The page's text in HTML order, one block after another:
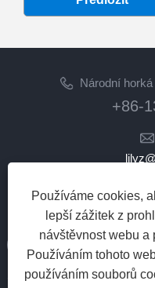
Národní
+86-
Používáme cookies,
lepší zážitek z
návštěvnost webu a
Používáním tohoto
používáním souborů